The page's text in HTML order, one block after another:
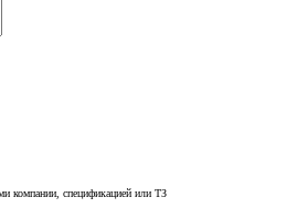
компании, спецификацией или ТЗ